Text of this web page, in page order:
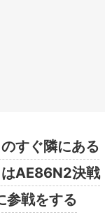
すぐ隣にある
はAE86N2決戦
参戦をする